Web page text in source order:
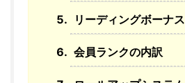
リーディングボーナス
会員ランクの内訳